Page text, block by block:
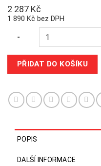
2 287 Kč
1 890 Kč bez DPH
-
PŘIDAT DO KOŠÍKU
POPIS
DALŠÍ INFORMACE